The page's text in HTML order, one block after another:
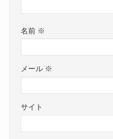
名前 ※
メール ※
サイト